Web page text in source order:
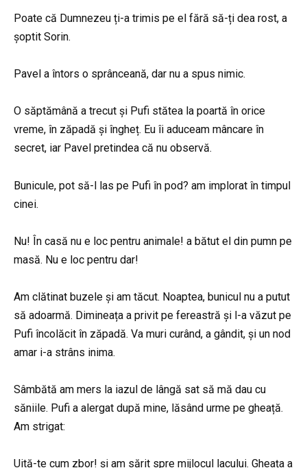
Poate că Dumnezeu ți-a trimis pe el fără să-ți dea rost, a
șoptit Sorin.
Pavel a întors o sprânceană, dar nu a spus nimic.
O săptămână a trecut și Pufi stătea la poartă în orice
vreme, în zăpadă și îngheț. Eu îi aduceam mâncare în
secret, iar Pavel pretindea că nu observă.
Bunicule, pot să-l las pe Pufi în pod? am implorat în timpul
cinei.
Nu! În casă nu e loc pentru animale! a bătut el din pumn pe
masă. Nu e loc pentru dar!
Am clătinat buzele și am tăcut. Noaptea, bunicul nu a putut
să adoarmă. Dimineața a privit pe fereastră și l-a văzut pe
Pufi încolăcit în zăpadă. Va muri curând, a gândit, și un nod
amar i-a strâns inima.
Sâmbătă am mers la iazul de lângă sat să mă dau cu
săniile. Pufi a alergat după mine, lăsând urme pe gheață.
Am strigat:
Uită-te cum zbor! și am sărit spre mijlocul lacului. Gheața a